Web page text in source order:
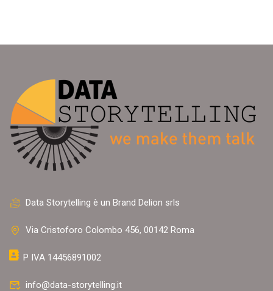
Data Storytelling è un Brand Delion srls
Via Cristoforo Colombo 456, 00142 Roma
P IVA 14456891002
info@data-storytelling.it